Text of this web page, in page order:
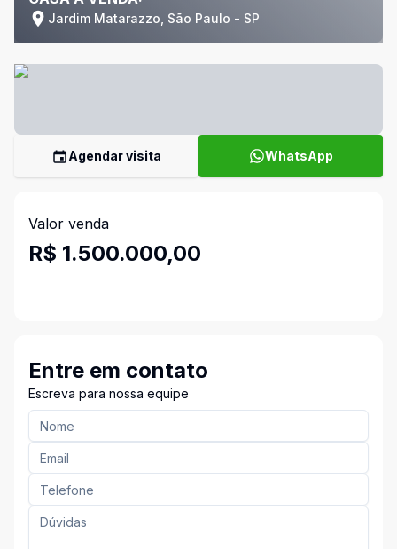
Jardim Matarazzo, São Paulo - SP
Agendar visita WhatsApp
Valor venda
R$ 1.500.000,00
Entre em contato
Escreva para nossa equipe